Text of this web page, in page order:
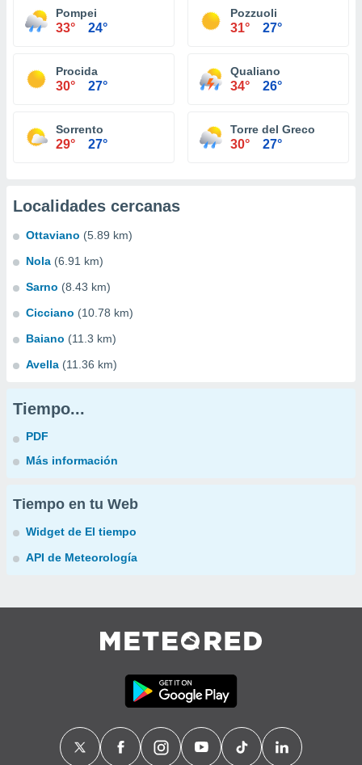
Pompei
33° 24°
Pozzuoli
31° 27°
Procida
30° 27°
Qualiano
34° 26°
Sorrento
29° 27°
Torre del Greco
30° 27°
Localidades cercanas
Ottaviano (5.89 km)
Nola (6.91 km)
Sarno (8.43 km)
Cicciano (10.78 km)
Baiano (11.3 km)
Avella (11.36 km)
Tiempo...
PDF
Más información
Tiempo en tu Web
Widget de El tiempo
API de Meteorología